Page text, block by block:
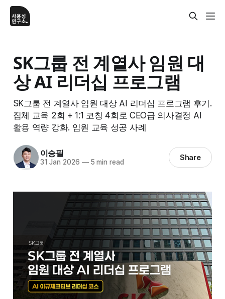
SK그룹 전 계열사 임원 대
상 AI 리더십 프로그램
SK그룹 전 계열사 임원 대상 AI 리더십 프로그램 후기.
집체 교육 2회 + 1:1 코칭 4회로 CEO급 의사결정 AI
활용 역량 강화. 임원 교육 성공 사례
이승필
31 Jan 2026 —5 min read Share